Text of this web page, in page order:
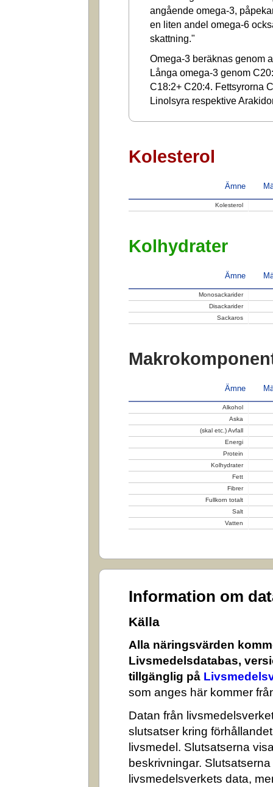
angående omega-3,
en liten andel omega-6
skattning."
Omega-3 beräknas genom
Långa omega-3 genom
C18:2+ C20:4. Fettsyrorna
Linolsyra respektive
Kolesterol
Ämne
Kolesterol
Kolhydrater
Ämne
Monosackarider
Disackarider
Sackaros
Ämne
Alkohol
Aska
(skal etc.) Avfall
Energi
Protein
Kolhydrater
Fett
Fibrer
Fullkorn totalt
Salt
Vatten
Information om
Källa
Alla näringsvärden
Livsmedelsdatabas,
tillgänglig på
som anges här kommer
Datan från
slutsatser kring
livsmedel. Slutsatserna
beskrivningar.
livsmedelsverkets data,